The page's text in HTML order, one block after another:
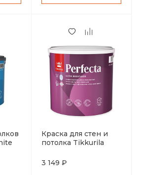
Краска для стен и
потолка Tikkurila
глубокоматовая
3 149 ₽